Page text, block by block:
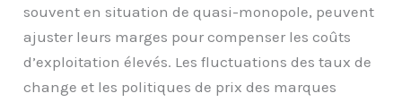
souvent en situation de quasi-monopole, peuvent
ajuster leurs marges pour compenser les coûts
d’exploitation élevés. Les fluctuations des taux de
change et les politiques de prix des marques